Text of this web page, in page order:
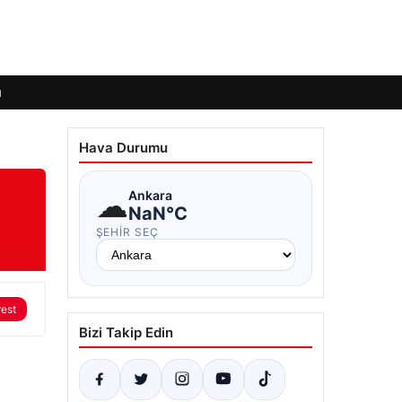
Hava Durumu
☁Ankara
NaN°C
ŞEHIR SEÇ
Bizi Takip Edin